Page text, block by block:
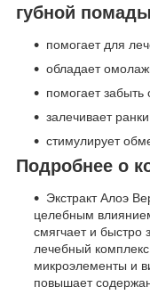
губной
помогает для
обладает
помогает забыть
залечивает
cтимулирует
Подробнее о
Экстракт Алоэ
целебным
смягчает и быстро
лечебный
микроэлементы и
повышает